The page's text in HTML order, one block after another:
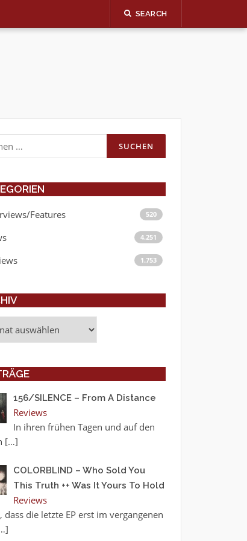
SEARCH
Features 520
4.251
1.753
156/SILENCE – From A Distance
Reviews
In ihren frühen Tagen und auf den
[…]
COLORBLIND – Who Sold You
This Truth ++ Was It Yours To Hold
Reviews
dass die letzte EP erst im vergangenen